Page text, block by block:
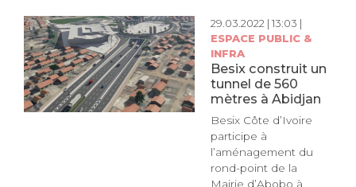
29.03.2022 | 13:03 |
ESPACE PUBLIC &
INFRA
Besix construit un
tunnel de 560
mètres à Abidjan
Besix Côte d’Ivoire
participe à
l’aménagement du
rond-point de la
Mairie d’Abobo à